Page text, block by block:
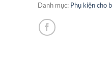
Danh mục: Phụ kiện cho